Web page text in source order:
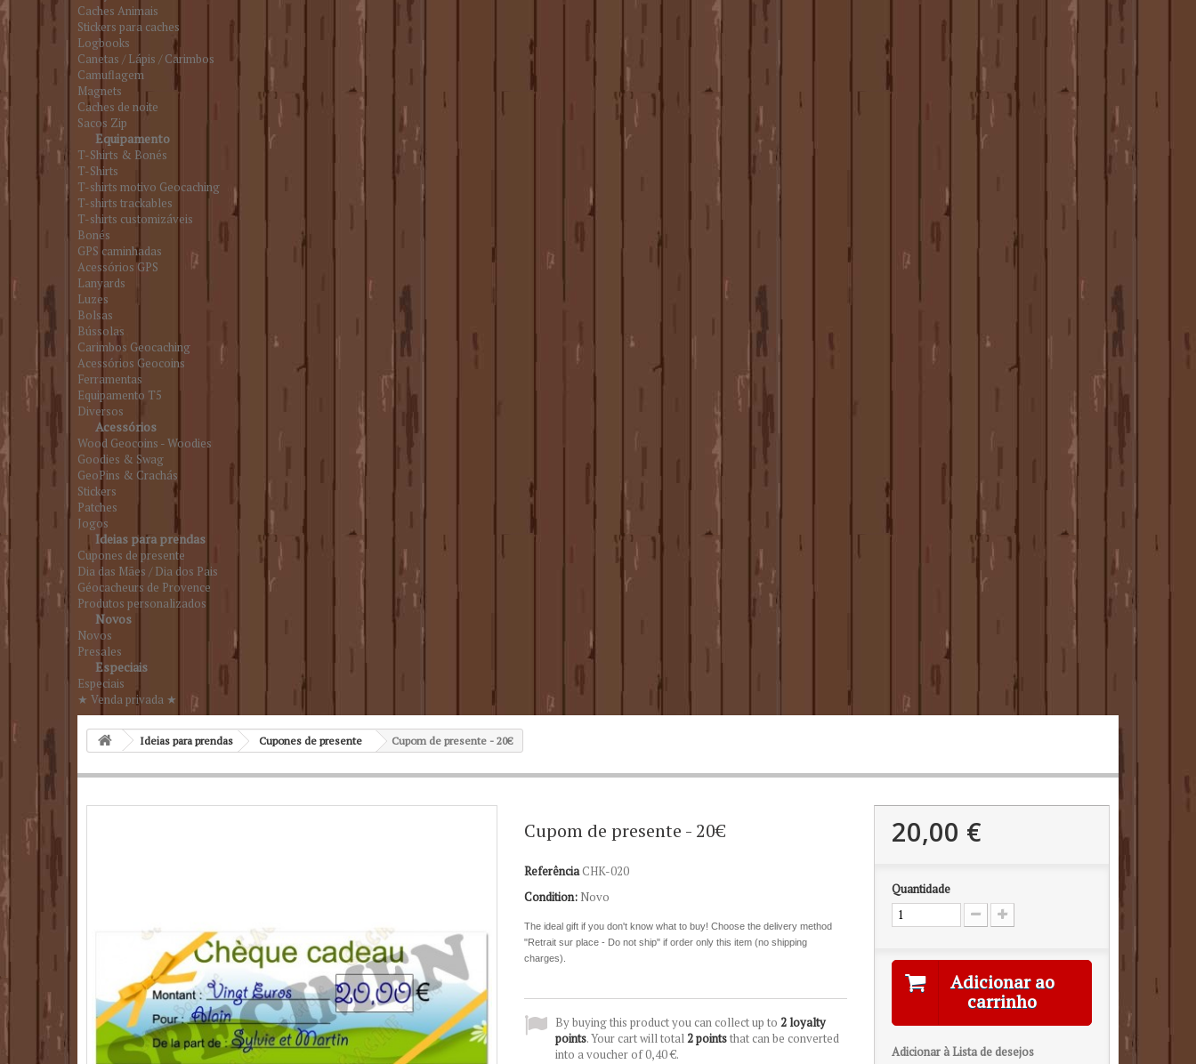
Caches Animais
Stickers para caches
Logbooks
Canetas / Lápis / Carimbos
Camuflagem
Magnets
Caches de noite
Sacos Zip
Equipamento
T-Shirts & Bonés
T-Shirts
T-shirts motivo Geocaching
T-shirts trackables
T-shirts customizáveis
Bonés
GPS caminhadas
Acessórios GPS
Lanyards
Luzes
Bolsas
Bússolas
Carimbos Geocaching
Acessórios Geocoins
Ferramentas
Equipamento T5
Diversos
Acessórios
Wood Geocoins - Woodies
Goodies & Swag
GeoPins & Crachás
Stickers
Patches
Jogos
Ideias para prendas
Cupones de presente
Dia das Mães / Dia dos Pais
Géocacheurs de Provence
Produtos personalizados
Novos
Novos
Presales
Especiais
Especiais
★ Venda privada ★
Ideias para prendas Cupones de presente Cupom de presente - 20€
Cupom de presente - 20€
ReferênciaCHK-020
Condition: Novo
The ideal gift if you don't know what to buy! Choose the delivery method
"Retrait sur place - Do not ship" if order only this item (no shipping
charges).
By buying this product you can collect up to 2loyalty
points. Your cart will total2pointsthat can be converted
into a voucher of0,40 €.
20,00 €
Quantidade
Adicionar ao
carrinho
Adicionar à Lista de desejos